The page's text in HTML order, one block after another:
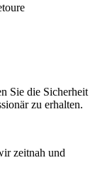
Sie die Sicherheit
zu erhalten.
zeitnah und